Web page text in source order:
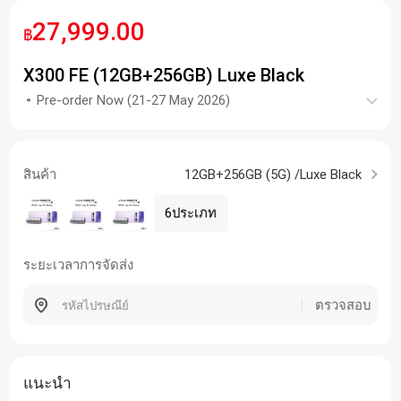
฿27,999.00
X300 FE (12GB+256GB) Luxe Black
Pre-order Now (21-27 May 2026)
สินค้า 12GB+256GB (5G) /Luxe Black
6ประเภท
ระยะเวลาการจัดส่ง
ตรวจสอบ
แนะนำ